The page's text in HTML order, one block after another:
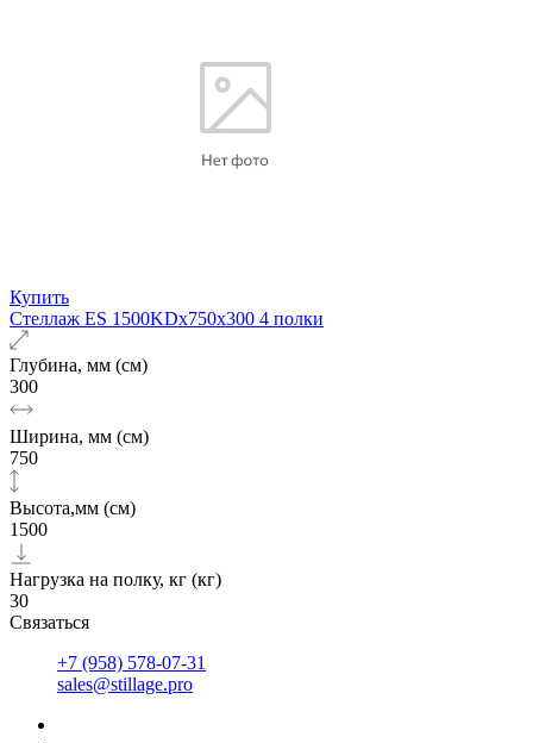
Купить
Стеллаж ES 1500KDх750x300 4 полки
Глубина, мм (см)
300
Ширина, мм (см)
750
Высота,мм (см)
1500
Нагрузка на полку, кг (кг)
30
Связаться
+7 (958) 578-07-31
sales@stillage.pro